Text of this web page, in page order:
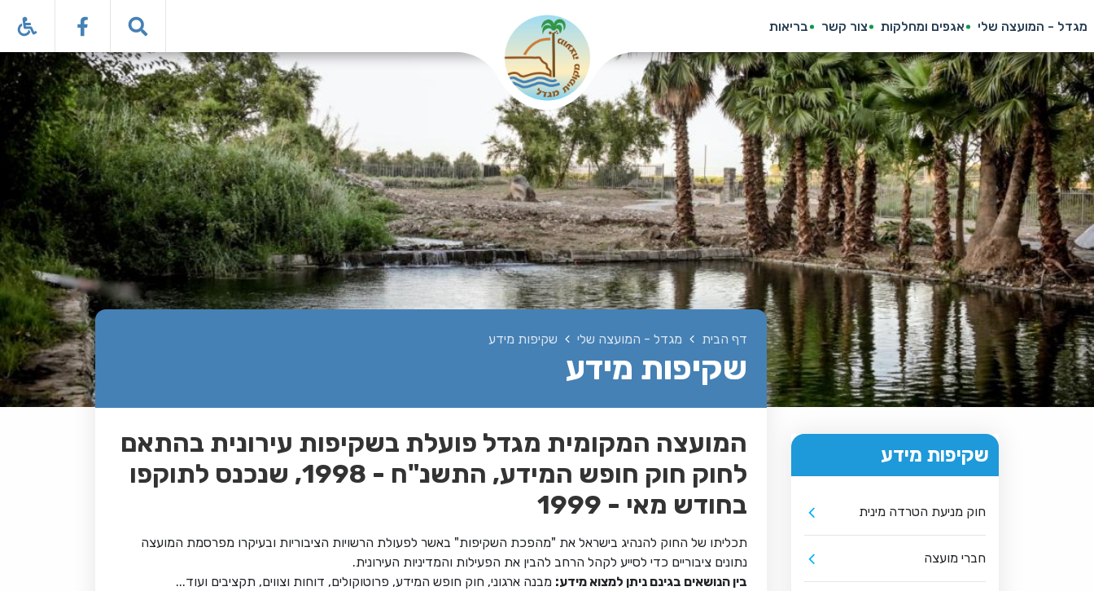
מגדל - המועצה שלי אגפים ומחלקות צור קשר בריאות
שקיפות מידע
חוק מניעת הטרדה מינית
חברי מועצה
דף הבית מגדל - המועצה שלי שקיפות מידע
שקיפות מידע
המועצה המקומית מגדל פועלת בשקיפות עירונית בהתאם
לחוק חוק חופש המידע, התשנ"ח - 1998, שנכנס לתוקפו
בחודש מאי - 1999
תכליתו של החוק להנהיג בישראל את "מהפכת השקיפות" באשר לפעולת הרשויות הציבוריות ובעיקרו מפרסמת המועצה
נתונים ציבוריים כדי לסייע לקהל הרחב להבין את הפעילות והמדיניות העירונית.
בין הנושאים בגינם ניתן למצוא מידע: מבנה ארגוני, חוק חופש המידע, פרוטוקולים, דוחות וצווים, תקציבים ועוד...